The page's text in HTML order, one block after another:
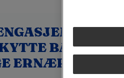
BARNS
ERNÆRING